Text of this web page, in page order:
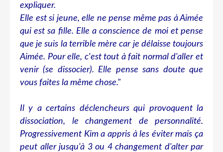
expliquer.
Elle est si jeune, elle ne pense même pas à Aimée
qui est sa fille. Elle a conscience de moi et pense
que je suis la terrible mère car je délaisse toujours
Aimée. Pour elle, c'est tout à fait normal d'aller et
venir (se dissocier). Elle pense sans doute que
vous faites la même chose."
Il y a certains déclencheurs qui provoquent la
dissociation, le changement de personnalité.
Progressivement Kim a appris à les éviter mais ça
peut aller jusqu'à 3 ou 4 changement d'alter par